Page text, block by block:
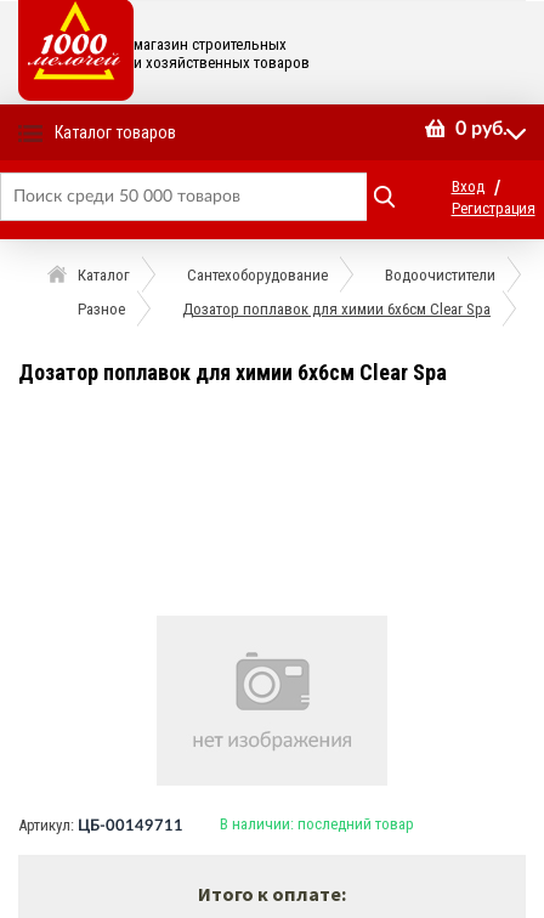
магазин строительных
и хозяйственных товаров
Каталог товаров 0 руб.
Вход /
Регистрация
Каталог Сантехоборудование
Водоочистители
Разное
Дозатор поплавок для химии 6х6см Clear Spa
Дозатор поплавок для химии 6х6см Clear Spa
Артикул: ЦБ-00149711 В наличии: последний товар
Итого к оплате: